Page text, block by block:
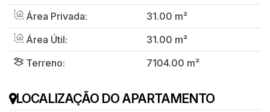
Área Privada:
31.00 m²
Área Útil:
31.00 m²
Terreno:
7104.00 m²
LOCALIZAÇÃO DO APARTAMENTO